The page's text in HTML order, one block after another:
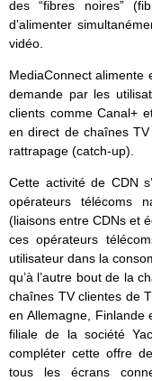
des “fibres noires”
d’alimenter
vidéo.
MediaConnect alimente
demande par les
clients comme Canal+
en direct de chaînes
rattrapage (catch-up).
Cette activité de CDN
opérateurs télécoms
(liaisons entre CDNs et
ces opérateurs
utilisateur dans la
qu’à l’autre bout de la
chaînes TV clientes de
en Allemagne, Finlande
filiale de la société
compléter cette offre
tous les écrans